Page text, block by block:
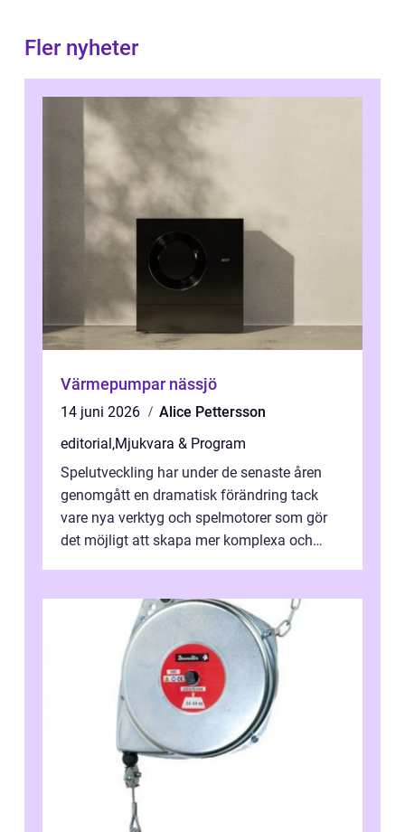
Fler nyheter
Värmepumpar nässjö
14 juni 2026
Alice Pettersson
editorial,Mjukvara & Program
Spelutveckling har under de senaste åren
genomgått en dramatisk förändring tack
vare nya verktyg och spelmotorer som gör
det möjligt att skapa mer komplexa och